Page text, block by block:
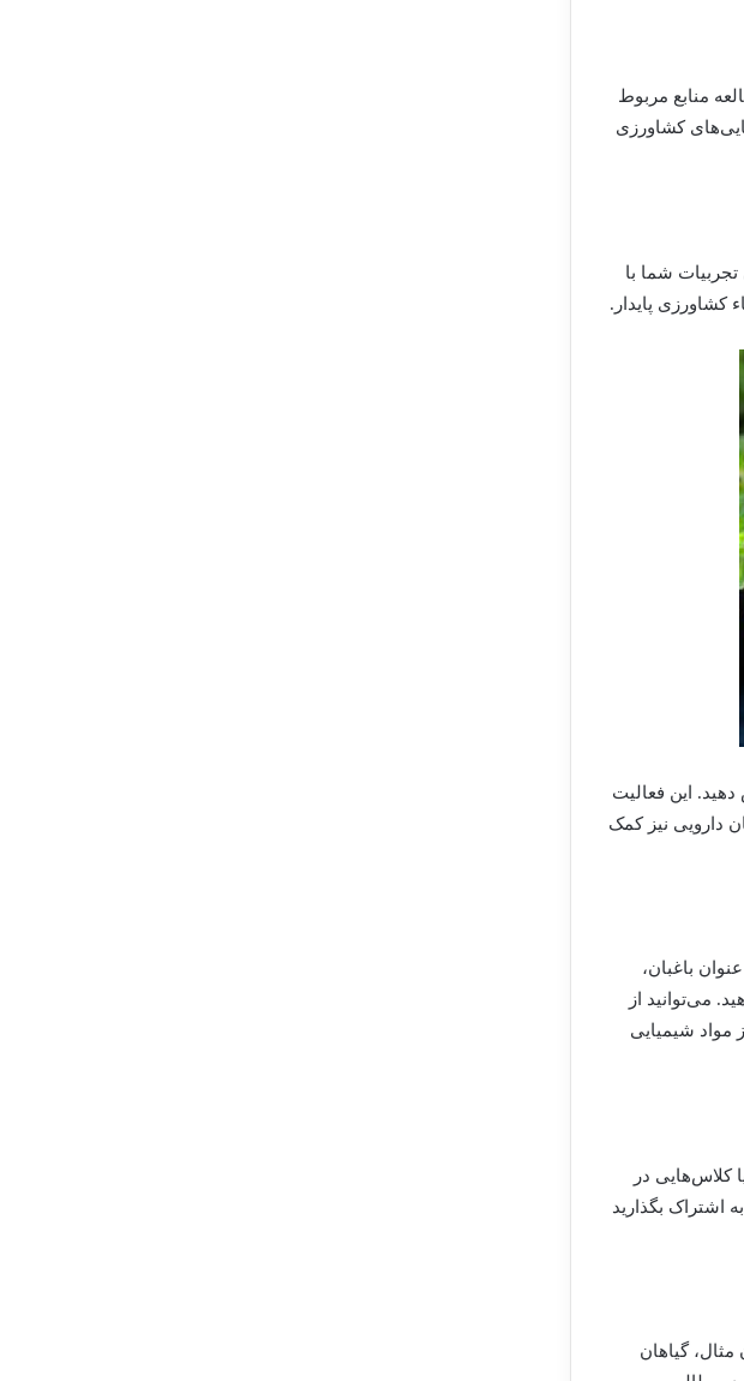
منابع مربوط
کشاورزی
شما با
کشاورزی پایدار.
این فعالیت
دارویی نیز کمک
باغبان،
می‌توانید از
مواد شیمیایی
کلاس‌هایی در
اشتراک بگذارید
گیاهان